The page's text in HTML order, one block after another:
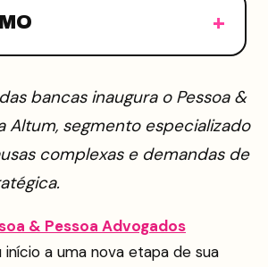
bancas inaugura o Pessoa &
Altum, segmento especializado
complexas e demandas de
& Pessoa Advogados
início a uma nova etapa de sua